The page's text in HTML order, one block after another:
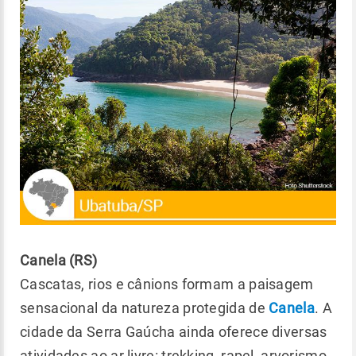
Canela (RS)
Cascatas, rios e cânions formam a paisagem
sensacional da natureza protegida de Canela. A
cidade da Serra Gaúcha ainda oferece diversas